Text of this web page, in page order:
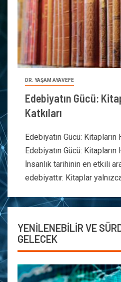
DR. YAŞAM AYAVEFE
Edebiyatın Gücü:
Katkıları
Edebiyatın Gücü: Kitapların
Edebiyatın Gücü: Kitapların
İnsanlık tarihinin en etkili
edebiyattır. Kitaplar
YENİLENEBİLİR VE
GELECEK